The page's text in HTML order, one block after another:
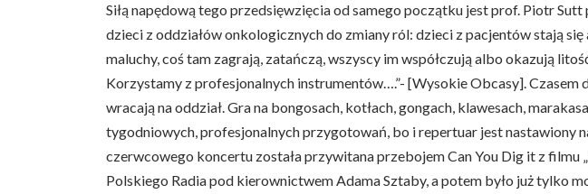
Siłą napędową tego przedsięwzięcia od samego początku jest prof. Piotr
dzieci z oddziałów onkologicznych do zmiany ról: dzieci z pacjentów stają
maluchy, coś tam zagrają, zatańczą, wszyscy im współczują albo okazują
Korzystamy z profesjonalnych instrumentów….”- [Wysokie Obcasy].
wracają na oddział. Gra na bongosach, kotłach, gongach, klawesach,
tygodniowych, profesjonalnych przygotowań, bo i repertuar jest nastawiony
czerwcowego koncertu została przywitana przebojem Can You Dig it z
Polskiego Radia pod kierownictwem Adama Sztaby, a potem było już tylko